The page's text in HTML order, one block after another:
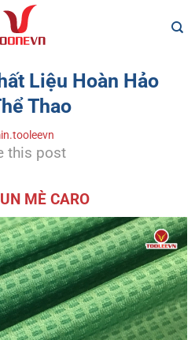
Liệu Hoàn Hảo
Thao
this post
MÈ CARO